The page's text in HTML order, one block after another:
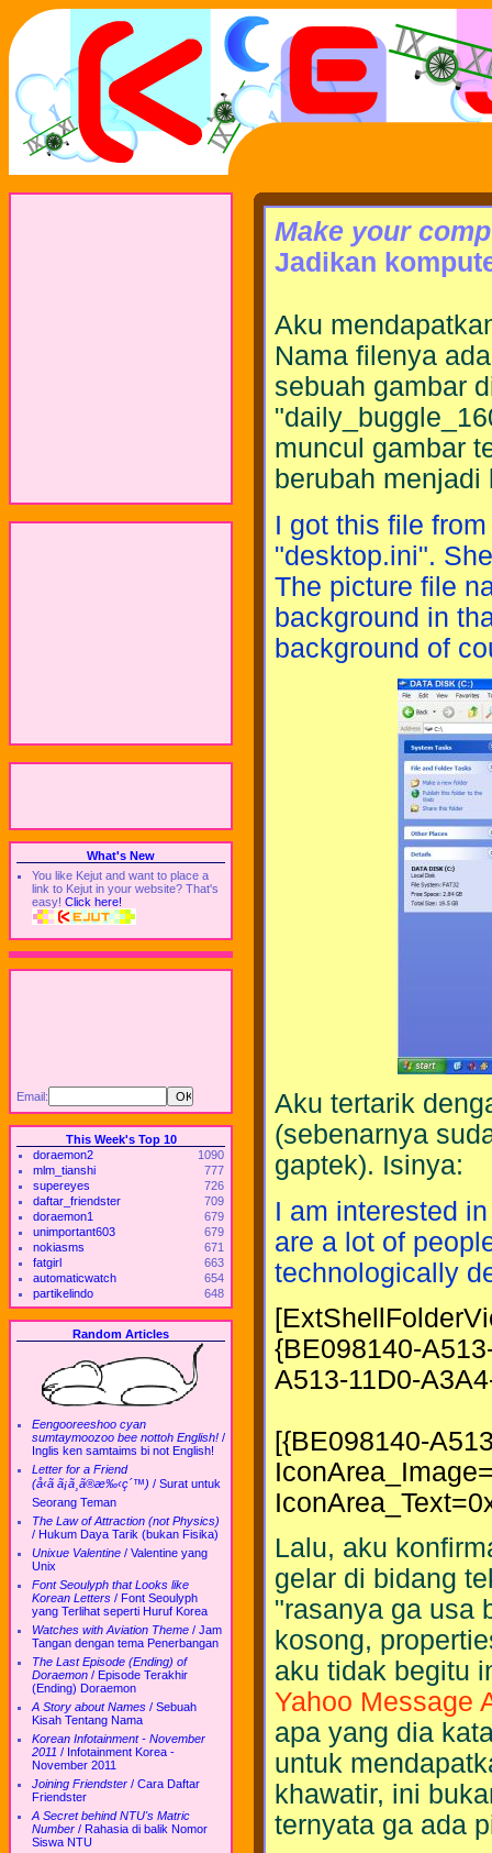
What's New
You like Kejut and want to place a
link to Kejut in your website? That's
easy! Click here!
Email:
This Week's Top 10
doraemon2
1090
mlm_tianshi
777
supereyes
726
daftar_friendster
709
doraemon1
679
unimportant603
679
nokiasms
671
fatgirl
663
automaticwatch
654
partikelindo
648
Random Articles
Eengooreeshoo cyan
sumtaymoozoo bee nottoh English! /
Inglis ken samtaims bi not English!
Letter for a Friend
(å‹ã ã¡ã¸ã®æ‰‹ç´™) / Surat untuk
Seorang Teman
The Law of Attraction (not Physics)
/ Hukum Daya Tarik (bukan Fisika)
Unixue Valentine / Valentine yang
Unix
Font Seoulyph that Looks like
Korean Letters / Font Seoulyph
yang Terlihat seperti Huruf Korea
Watches with Aviation Theme / Jam
Tangan dengan tema Penerbangan
The Last Episode (Ending) of
Doraemon / Episode Terakhir
(Ending) Doraemon
A Story about Names / Sebuah
Kisah Tentang Nama
Korean Infotainment - November
2011 / Infotainment Korea -
November 2011
Joining Friendster / Cara Daftar
Friendster
A Secret behind NTU's Matric
Number / Rahasia di balik Nomor
Siswa NTU
Make your
Jadikan
Aku
Nama filenya
sebuah gambar
muncul gambar
berubah menjadi
I got this file
"desktop.ini".
The picture file
background in
background of
Aku tertarik
(sebenarnya
gaptek). Isinya:
I am interested
are a lot of
technologically
{BE098140-
A513-11D0-
[{BE098140-
Lalu, aku
gelar di bidang
"rasanya ga usa
kosong,
aku tidak begitu
Yahoo Message
apa yang dia
untuk
khawatir, ini
ternyata ga ada